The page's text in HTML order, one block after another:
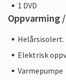
1 DVD
Oppvarming
Helårsisolert.
Elektrisk
Varmepumpe